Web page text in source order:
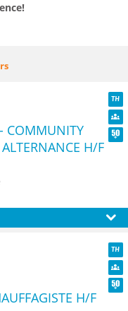
TH
COMMUNITY
H/F
TH
H/F